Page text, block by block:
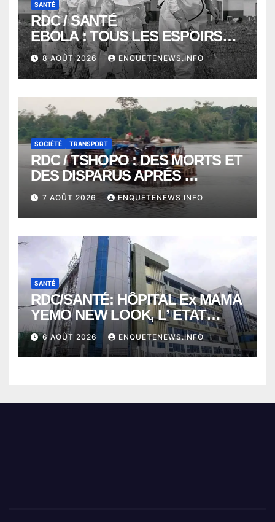
SANTÉ
RDC / SANTÉ
EBOLA : TOUS LES ESPOIRS
VONT VERS SEPTEMBRE
ALORS QUE L’ÉPIDÉMIE TEND
VERS 2000 DÉCÈS
8 AOÛT 2026 ENQUETENEWS.INFO
SOCIÉTÉ TRANSPORT
RDC / TSHOPO : DES MORTS ET
DES DISPARUS APRÈS
NAUFRAGE D’UNE BALEINIERE
À QUELQUES KILOMÈTRES DE
KISANGANI
7 AOÛT 2026 ENQUETENEWS.INFO
SANTÉ
RDC/SANTÉ: HÔPITAL Ex MAMA
YEMO NEW LOOK, L’ ETAT
PERD LE CONTROLE
6 AOÛT 2026 ENQUETENEWS.INFO